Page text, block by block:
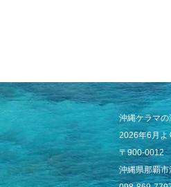
沖縄ケラマ
2026年6月よ
〒900-0012
沖縄県那覇